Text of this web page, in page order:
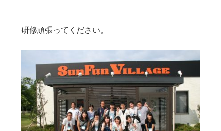
研修頑張ってください。